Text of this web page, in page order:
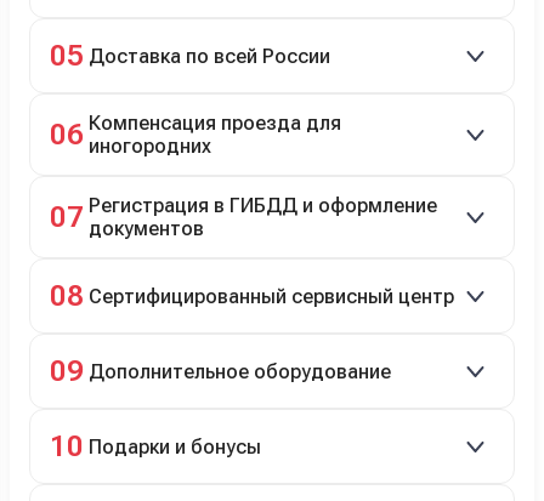
05 Доставка по всей России
06 Компенсация проезда для
иногородних
07 Регистрация в ГИБДД и оформление
документов
08 Сертифицированный сервисный центр
технический ремонт.
09 Дополнительное оборудование
10 Подарки и бонусы